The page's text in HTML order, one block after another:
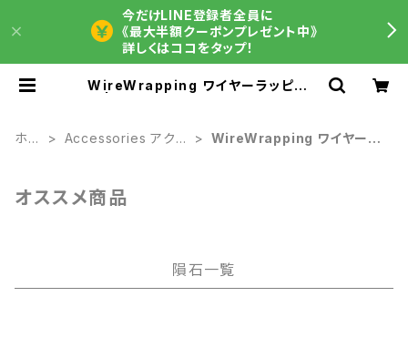
今だけLINE登録者全員に
《最大半額クーポンプレゼント中》
詳しくはココをタップ！
WireWrapping ワイヤーラッピング
ホー
Accessories アクセ
WireWrapping ワイヤーラ
オススメ商品
隕石一覧